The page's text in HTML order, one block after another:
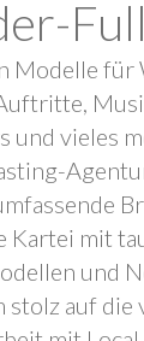
für
und vieles
Kartei mit
und
stolz auf die